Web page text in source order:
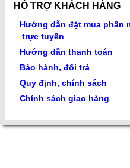
HỖ TRỢ KHÁCH HÀNG
Hướng dẫn đặt mua phần
trực tuyến
Hướng dẫn thanh toán
Bảo hành, đổi trả
Quy định, chính sách
Chính sách giao hàng